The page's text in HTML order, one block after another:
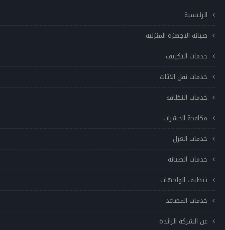
الرئيسية
صيانة الاجهزة المنزلية
خدمات التكييف
خدمات نقل الاثاث
خدمات النظافه
مكافحة الحشرات
خدمات العزل
خدمات الصيانة
تنظيف الواجهات
خدمات المصاعد
عن الشركة الرائدة